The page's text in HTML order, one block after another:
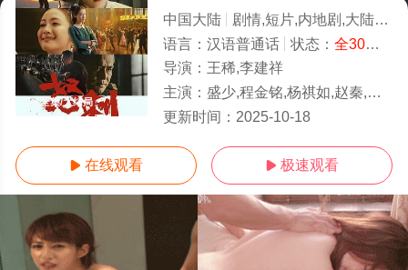
1-1全集/大结局
中国大陆 剧情,短片,内地剧,大陆
语言： 汉语普通话 状态： 全30集
导演： 王稀,李建祥
主演： 盛少,程金铭,杨祺如,赵秦,娄宇健,山崎敬一,汪融,何若鹤,王泽宗,黑子,宋佳伦,张弓,杨子骅,张露
更新时间： 2025-10-18
 在线观看  极速观看